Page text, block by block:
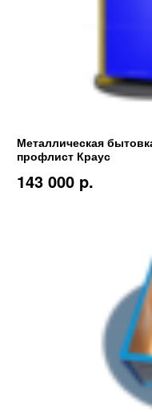
Металлическая
профлист Краус
143 000 p.